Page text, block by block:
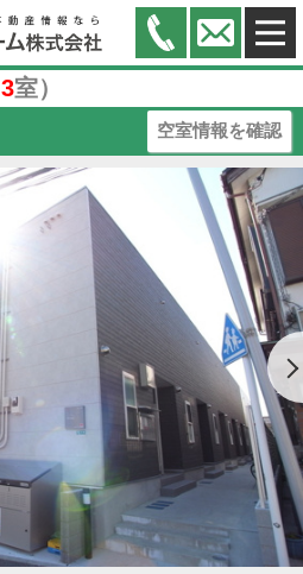
3室）
空室情報を確認